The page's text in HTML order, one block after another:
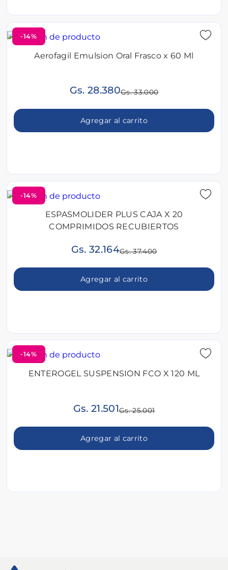
-14%
Aerofagil Emulsion Oral Frasco x 60 Ml
Gs. 28.380Gs. 33.000
Agregar al carrito
-14%
ESPASMOLIDER PLUS CAJA X 20
COMPRIMIDOS RECUBIERTOS
Gs. 32.164Gs. 37.400
Agregar al carrito
-14%
ENTEROGEL SUSPENSION FCO X 120 ML
Gs. 21.501Gs. 25.001
Agregar al carrito